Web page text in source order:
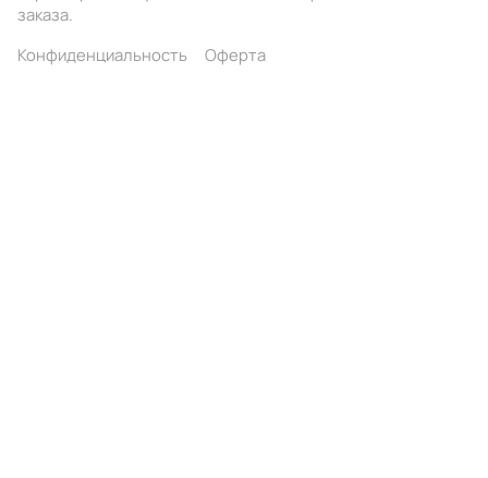
заказа.
Конфиденциальность
Оферта